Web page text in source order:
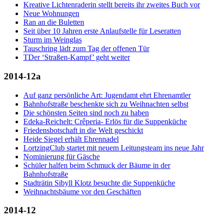
Kreative Lichtenraderin stellt bereits ihr zweites Buch vor
Neue Wohnungen
Ran an die Buletten
Seit über 10 Jahren erste Anlaufstelle für Leseratten
Sturm im Weinglas
Tauschring lädt zum Tag der offenen Tür
TDer ‘Straßen-Kampf’ geht weiter
2014-12a
Auf ganz persönliche Art: Jugendamt ehrt Ehrenamtler
Bahnhofstraße beschenkte sich zu Weihnachten selbst
Die schönsten Seiten sind noch zu haben
Edeka-Reichelt: Crêperia- Erlös für die Suppenküche
Friedensbotschaft in die Welt geschickt
Heide Siegel erhält Ehrennadel
LortzingClub startet mit neuem Leitungsteam ins neue Jahr
Nominierung für Gäsche
Schüler halfen beim Schmuck der Bäume in der
Bahnhofstraße
Stadträtin Sibyll Klotz besuchte die Suppenküche
Weihnachtsbäume vor den Geschäften
2014-12